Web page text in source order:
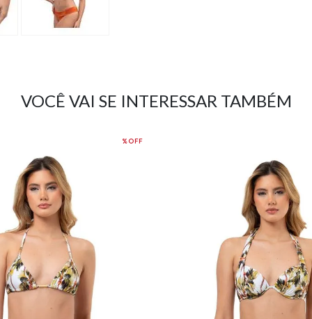
VOCÊ VAI SE INTERESSAR TAMBÉM
%OFF